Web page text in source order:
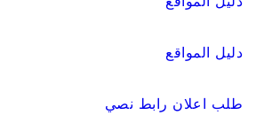
دليل المواقع
طلب اعلان رابط نصي